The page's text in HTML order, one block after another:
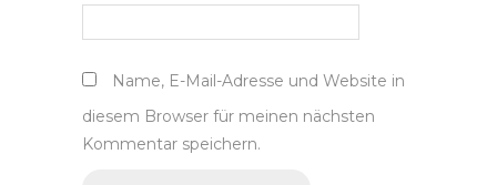
Name, E-Mail-Adresse und Website in
diesem Browser für meinen nächsten
Kommentar speichern.